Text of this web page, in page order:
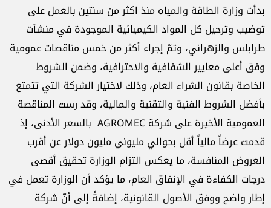
​​بدأت وزارة الطاقة والمياه منذ اكثر من سنتين بالعمل على
توضيب وترحيل كل المواد الكيميائية الموجودة في منشآت
طرابلس والزهراني، وتمّ إجراء أكثر من خمس مناقصات عمومية
وفق أعلى معايير الشفافية والاحترافية، وضمن الشروط
الخاصة بقانون الشراء العام، وذلك لاختيار الشركة التي تتمتع
بأفضل الشروط الفنية والتقنية والمالية، وقد رست المناقصة
العمومية الأخيرة على شركة AGROMEC بالسعر الأدنى، إذ
قدمت عرضاً مالياً أقل بحوالي مليوني مليون دولار عن أقرب
العروض المنافسة، ما يعكس التزام الوزارة تحقيق أقصى
درجات الكفاءة في الإنفاق العام، ما يؤكد أن الوزارة تعمل في
إطار واضح ووفق الأصول القانونية، إضافةً إلى أنّ شركة